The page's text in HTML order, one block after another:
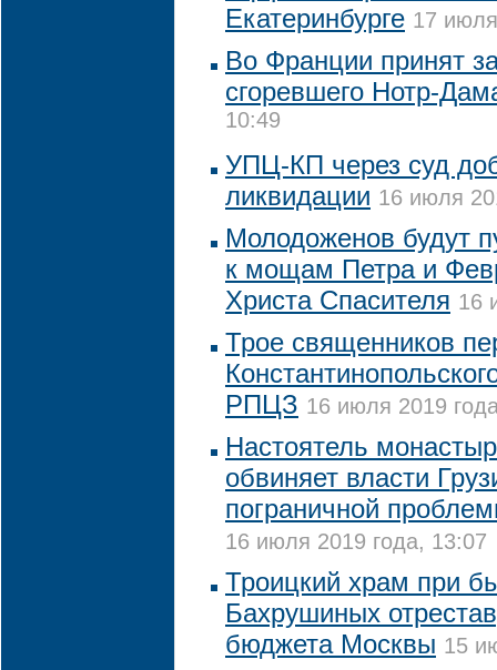
Екатеринбурге 17
Во Франции принят
сгоревшего Нотр-
10:49
УПЦ-КП через суд
ликвидации 16 июля
Молодоженов будут
к мощам Петра и
Христа Спасителя 16
Трое священников
РПЦЗ 16 июля 2019
Настоятель
обвиняет власти
пограничной
16 июля 2019 года, 13:07
Троицкий храм при
Бахрушиных
бюджета Москвы 15